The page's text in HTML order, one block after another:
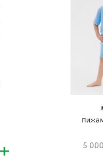
5